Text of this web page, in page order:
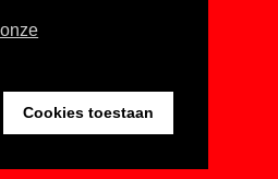
Cookies toestaan
ANBI
toegankelijkheid